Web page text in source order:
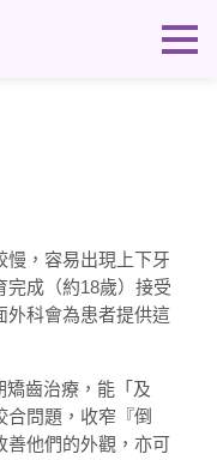
慢，容易出現上下牙
完成（約18歲）接受
外科會為患者提供這
矯齒治療，能「及
問題，收窄『倒
善他們的外觀，亦可